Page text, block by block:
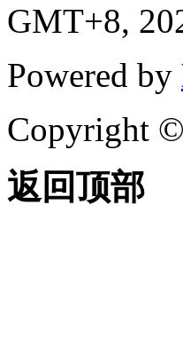
GMT+8,
Powered by
Copyright
返回顶部